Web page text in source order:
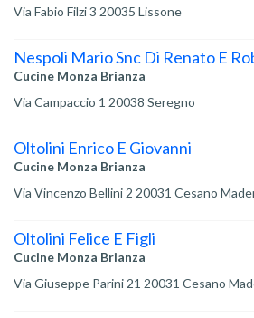
Via Fabio Filzi 3 20035 Lissone
Nespoli Mario Snc Di Renato E
Cucine Monza Brianza
Via Campaccio 1 20038 Seregno
Oltolini Enrico E Giovanni
Cucine Monza Brianza
Via Vincenzo Bellini 2 20031 Cesano
Oltolini Felice E Figli
Cucine Monza Brianza
Via Giuseppe Parini 21 20031 Cesano